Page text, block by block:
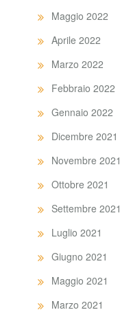
Maggio 2022
Aprile 2022
Marzo 2022
Febbraio 2022
Gennaio 2022
Dicembre 2021
Novembre 2021
Ottobre 2021
Settembre 2021
Luglio 2021
Giugno 2021
Maggio 2021
Marzo 2021